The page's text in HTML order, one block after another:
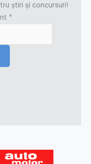
știri și concursuri!
*